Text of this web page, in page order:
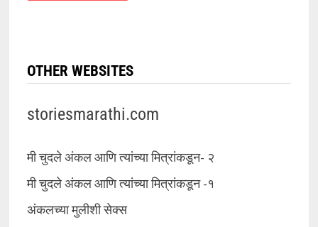
OTHER WEBSITES
storiesmarathi.com
मी चुदले अंकल आणि त्यांच्या मित्रांकडून- २
मी चुदले अंकल आणि त्यांच्या मित्रांकडून -१
अंकलच्या मुलीशी सेक्स